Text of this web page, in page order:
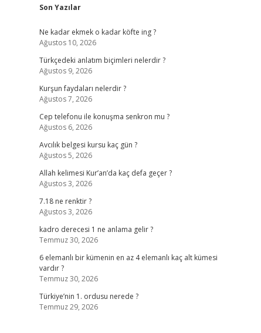
Sidebar
Son Yazılar
Ne kadar ekmek o kadar köfte ing ?
Ağustos 10, 2026
Türkçedeki anlatım biçimleri nelerdir ?
Ağustos 9, 2026
Kurşun faydaları nelerdir ?
Ağustos 7, 2026
Cep telefonu ile konuşma senkron mu ?
Ağustos 6, 2026
Avcılık belgesi kursu kaç gün ?
Ağustos 5, 2026
Allah kelimesi Kur’an’da kaç defa geçer ?
Ağustos 3, 2026
7.18 ne renktir ?
Ağustos 3, 2026
kadro derecesi 1 ne anlama gelir ?
Temmuz 30, 2026
6 elemanlı bir kümenin en az 4 elemanlı kaç alt kümesi
vardır ?
Temmuz 30, 2026
Türkiye’nin 1. ordusu nerede ?
Temmuz 29, 2026